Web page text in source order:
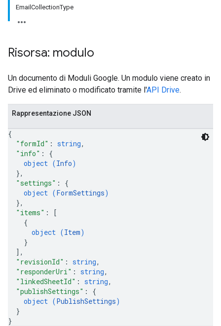
EmailCollectionType
Risorsa: modulo
Un documento di Moduli Google. Un modulo viene creato in
Drive ed eliminato o modificato tramite l'API Drive.
Rappresentazione JSON
{
"formId" : string,
"info" : {
object (Info)
},
"settings" : {
object (FormSettings)
},
"items" :
[
{
object (Item)
}
] ,
"revisionId" : string,
"responderUri" : string,
"linkedSheetId" : string,
"publishSettings" : {
object (PublishSettings)
}
}